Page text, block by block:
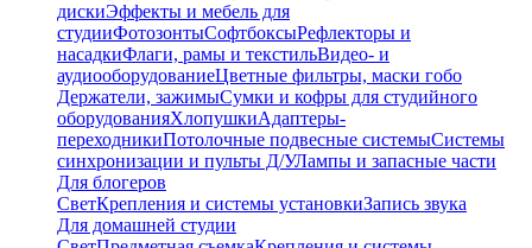
дискиЭффекты и мебель для
студииФотозонтыСофтбоксыРефлекторы и
насадкиФлаги, рамы и текстильВидео- и
аудиооборудованиеЦветные фильтры, маски гобо
Держатели, зажимыСумки и кофры для студийного
оборудованияХлопушкиАдаптеры-
переходникиПотолочные подвесные системыСистемы
синхронизации и пульты Д/УЛампы и запасные части
Для блогеров
СветКрепления и системы установкиЗапись звука
Для домашней студии